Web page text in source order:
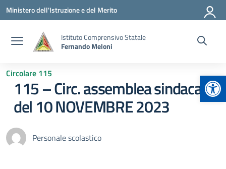
Vai ai contenuti
Vai al menu di navigazione
Vai al footer
Ministero dell'Istruzione e del Merito
Istituto Comprensivo Statale
Fernando Meloni
Circolare 115
115 – Circ. assemblea sindacale
del 10 NOVEMBRE 2023
Personale scolastico